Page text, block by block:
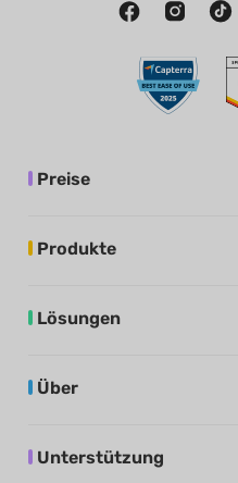
Preise
Produkte
Lösungen
Über
Unterstützung